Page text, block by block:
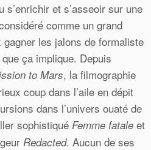
s’enrichir et s’asseoir sur une
comme un grand
les jalons de formaliste
ça implique. Depuis
to Mars, la filmographie
coup dans l’aile en dépit
dans l’univers ouaté de
sophistiqué Femme fatale et
Redacted. Aucun de ses